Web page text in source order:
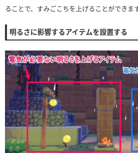
ることで、すみごこちを上げることができます
明るさに影響するアイテムを設置する